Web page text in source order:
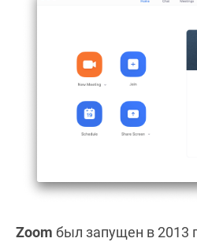
Zoom был запущен в 2013